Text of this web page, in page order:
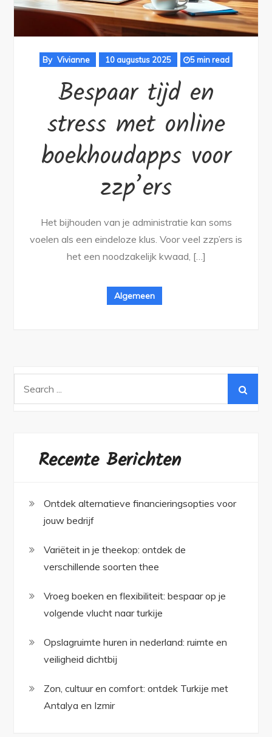
By Vivianne 10 augustus 2025 5 min read
Bespaar tijd en
stress met online
boekhoudapps voor
zzp’ers
Het bijhouden van je administratie kan soms
voelen als een eindeloze klus. Voor veel zzp’ers is
het een noodzakelijk kwaad, […]
Algemeen
Recente Berichten
Ontdek alternatieve financieringsopties voor
jouw bedrijf
Variëteit in je theekop: ontdek de
verschillende soorten thee
Vroeg boeken en flexibiliteit: bespaar op je
volgende vlucht naar turkije
Opslagruimte huren in nederland: ruimte en
veiligheid dichtbij
Zon, cultuur en comfort: ontdek Turkije met
Antalya en Izmir